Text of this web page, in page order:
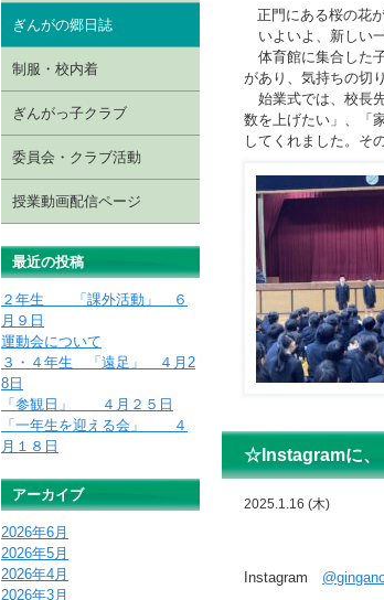
正門にある桜の花
いよいよ、新しい
体育館に集合した
があり、気持ちの切
始業式では、校長
数を上げたい」、「
してくれました。そ
☆Instagramに、
2025.1.16 (木)
Instagram
ぎんがの郷日誌
制服・校内着
ぎんがっ子クラブ
委員会・クラブ活動
授業動画配信ページ
最近の投稿
２年生 「課外活動」 ６
月９日
運動会について
３・４年生 「遠足」 ４月2
8日
「参観日」 ４月２５日
「一年生を迎える会」 ４
月１８日
アーカイブ
2026年6月
2026年5月
2026年4月
2026年3月